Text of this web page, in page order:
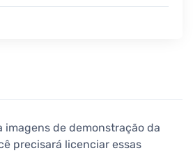
imagens de demonstração da
precisará licenciar essas